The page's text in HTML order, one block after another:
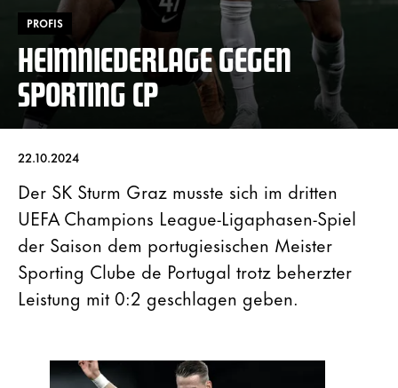
PROFIS
HEIMNIEDERLAGE GEGEN
SPORTING CP
22.10.2024
Der SK Sturm Graz musste sich im dritten
UEFA Champions League-Ligaphasen-Spiel
der Saison dem portugiesischen Meister
Sporting Clube de Portugal trotz beherzter
Leistung mit 0:2 geschlagen geben.